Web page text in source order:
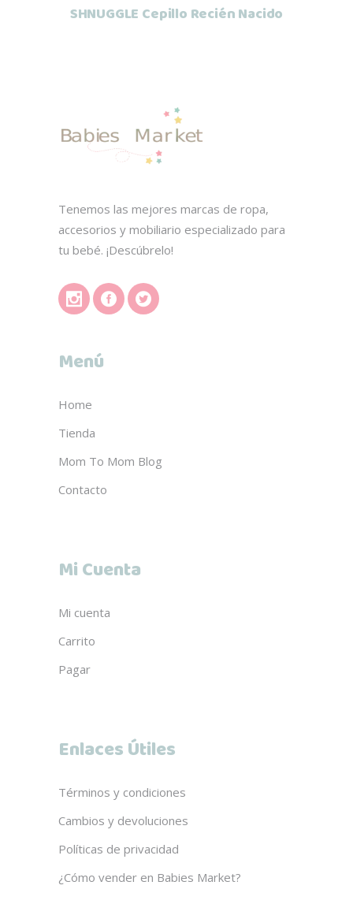
SHNUGGLE Cepillo Recién Nacido
Tenemos las mejores marcas de ropa,
accesorios y mobiliario especializado para
tu bebé. ¡Descúbrelo!
Menú
Home
Tienda
Mom To Mom Blog
Contacto
Mi Cuenta
Mi cuenta
Carrito
Pagar
Enlaces Útiles
Términos y condiciones
Cambios y devoluciones
Políticas de privacidad
¿Cómo vender en Babies Market?